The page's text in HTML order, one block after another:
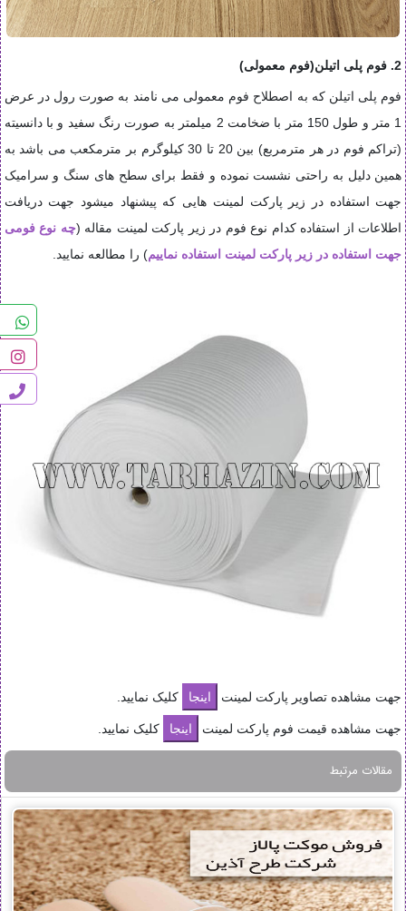
2. فوم پلی اتیلن(فوم معمولی)
فوم پلی اتیلن که به اصطلاح فوم معمولی می نامند به صورت رول در عرض
1 متر و طول 150 متر با ضخامت 2 میلمتر به صورت رنگ سفید و با دانسیته
(تراکم فوم در هر مترمربع) بین 20 تا 30 کیلوگرم بر مترمکعب می باشد
به
همین دلیل به راحتی نشست نموده و فقط برای سطح های سنگ و سرامیک
جهت استفاده در زیر پارکت لمینت هایی که پیشنهاد میشود جهت دریافت
اطلاعات از استفاده کدام نوع فوم در زیر پارکت لمینت مقاله (چه نوع فومی
جهت استفاده در زیر پارکت لمینت استفاده نماییم) را مطالعه نمایید.
جهت مشاهده تصاویر پارکت لمینت کلیک نمایید.
جهت مشاهده قیمت فوم پارکت لمینت کلیک نمایید.
مقالات مرتبط